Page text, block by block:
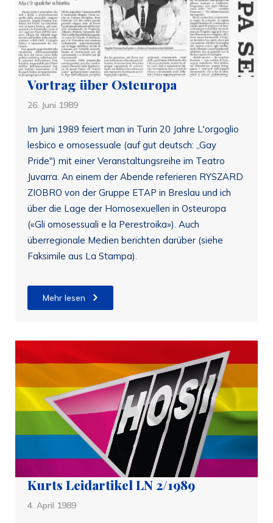
Vortrag über Osteuropa
26. Juni 1989
Im Juni 1989 feiert man in Turin 20 Jahre L'orgoglio
lesbico e omosessuale (auf gut deutsch: „Gay
Pride") mit einer Veranstaltungsreihe im Teatro
Juvarra. An einem der Abende referieren RYSZARD
ZIOBRO von der Gruppe ETAP in Breslau und ich
über die Lage der Homosexuellen in Osteuropa
(«Gli omosessuali e la Perestroika»). Auch
überregionale Medien berichten darüber (siehe
Faksimile aus La Stampa).
Mehr lesen
Kurts Leidartikel LN 2/1989
4. April 1989